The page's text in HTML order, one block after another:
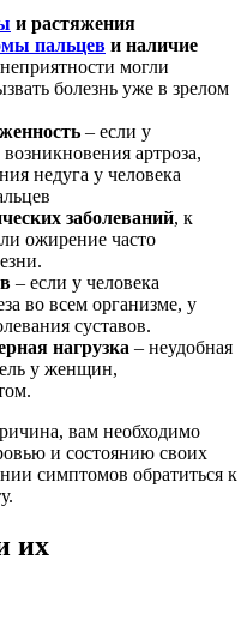
и растяжения
пальцев и наличие
могли
болезнь уже в зрелом
– если у
артроза,
недуга у человека
заболеваний, к
ожирение часто
– если у человека
во всем организме, у
суставов.
нагрузка – неудобная
у женщин,
вам необходимо
и состоянию своих
симптомов обратиться к
их